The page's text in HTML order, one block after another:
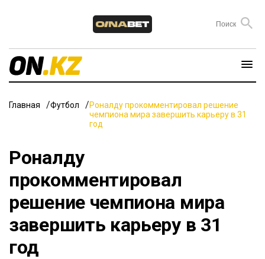
Главная Футбол
Роналду прокомментировал решение
чемпиона мира завершить карьеру в 31
год
Роналду
прокомментировал
решение чемпиона мира
завершить карьеру в 31
год